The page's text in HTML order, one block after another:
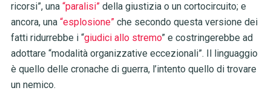
ricorsi”, una “paralisi”della giustizia o un cortocircuito; e
ancora, una “esplosione”che secondo questa versione dei
fatti ridurrebbe i “giudici allo stremo” e costringerebbe ad
adottare “modalità organizzative eccezionali”. Il linguaggio
è quello delle cronache di guerra, l’intento quello di trovare
un nemico.